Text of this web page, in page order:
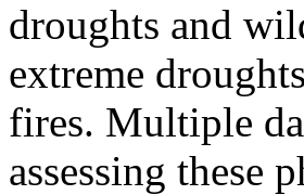
droughts and
extreme
fires. Multiple
assessing these